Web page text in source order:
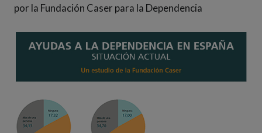
por la Fundación Caser para la Dependencia